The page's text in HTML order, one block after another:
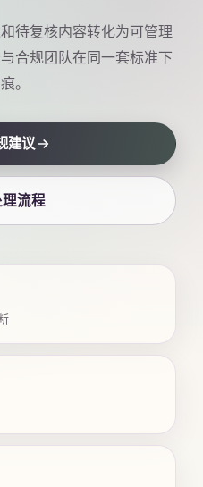
待复核内容转化为可管理
合规团队在同一套标准下
。
建议
流程